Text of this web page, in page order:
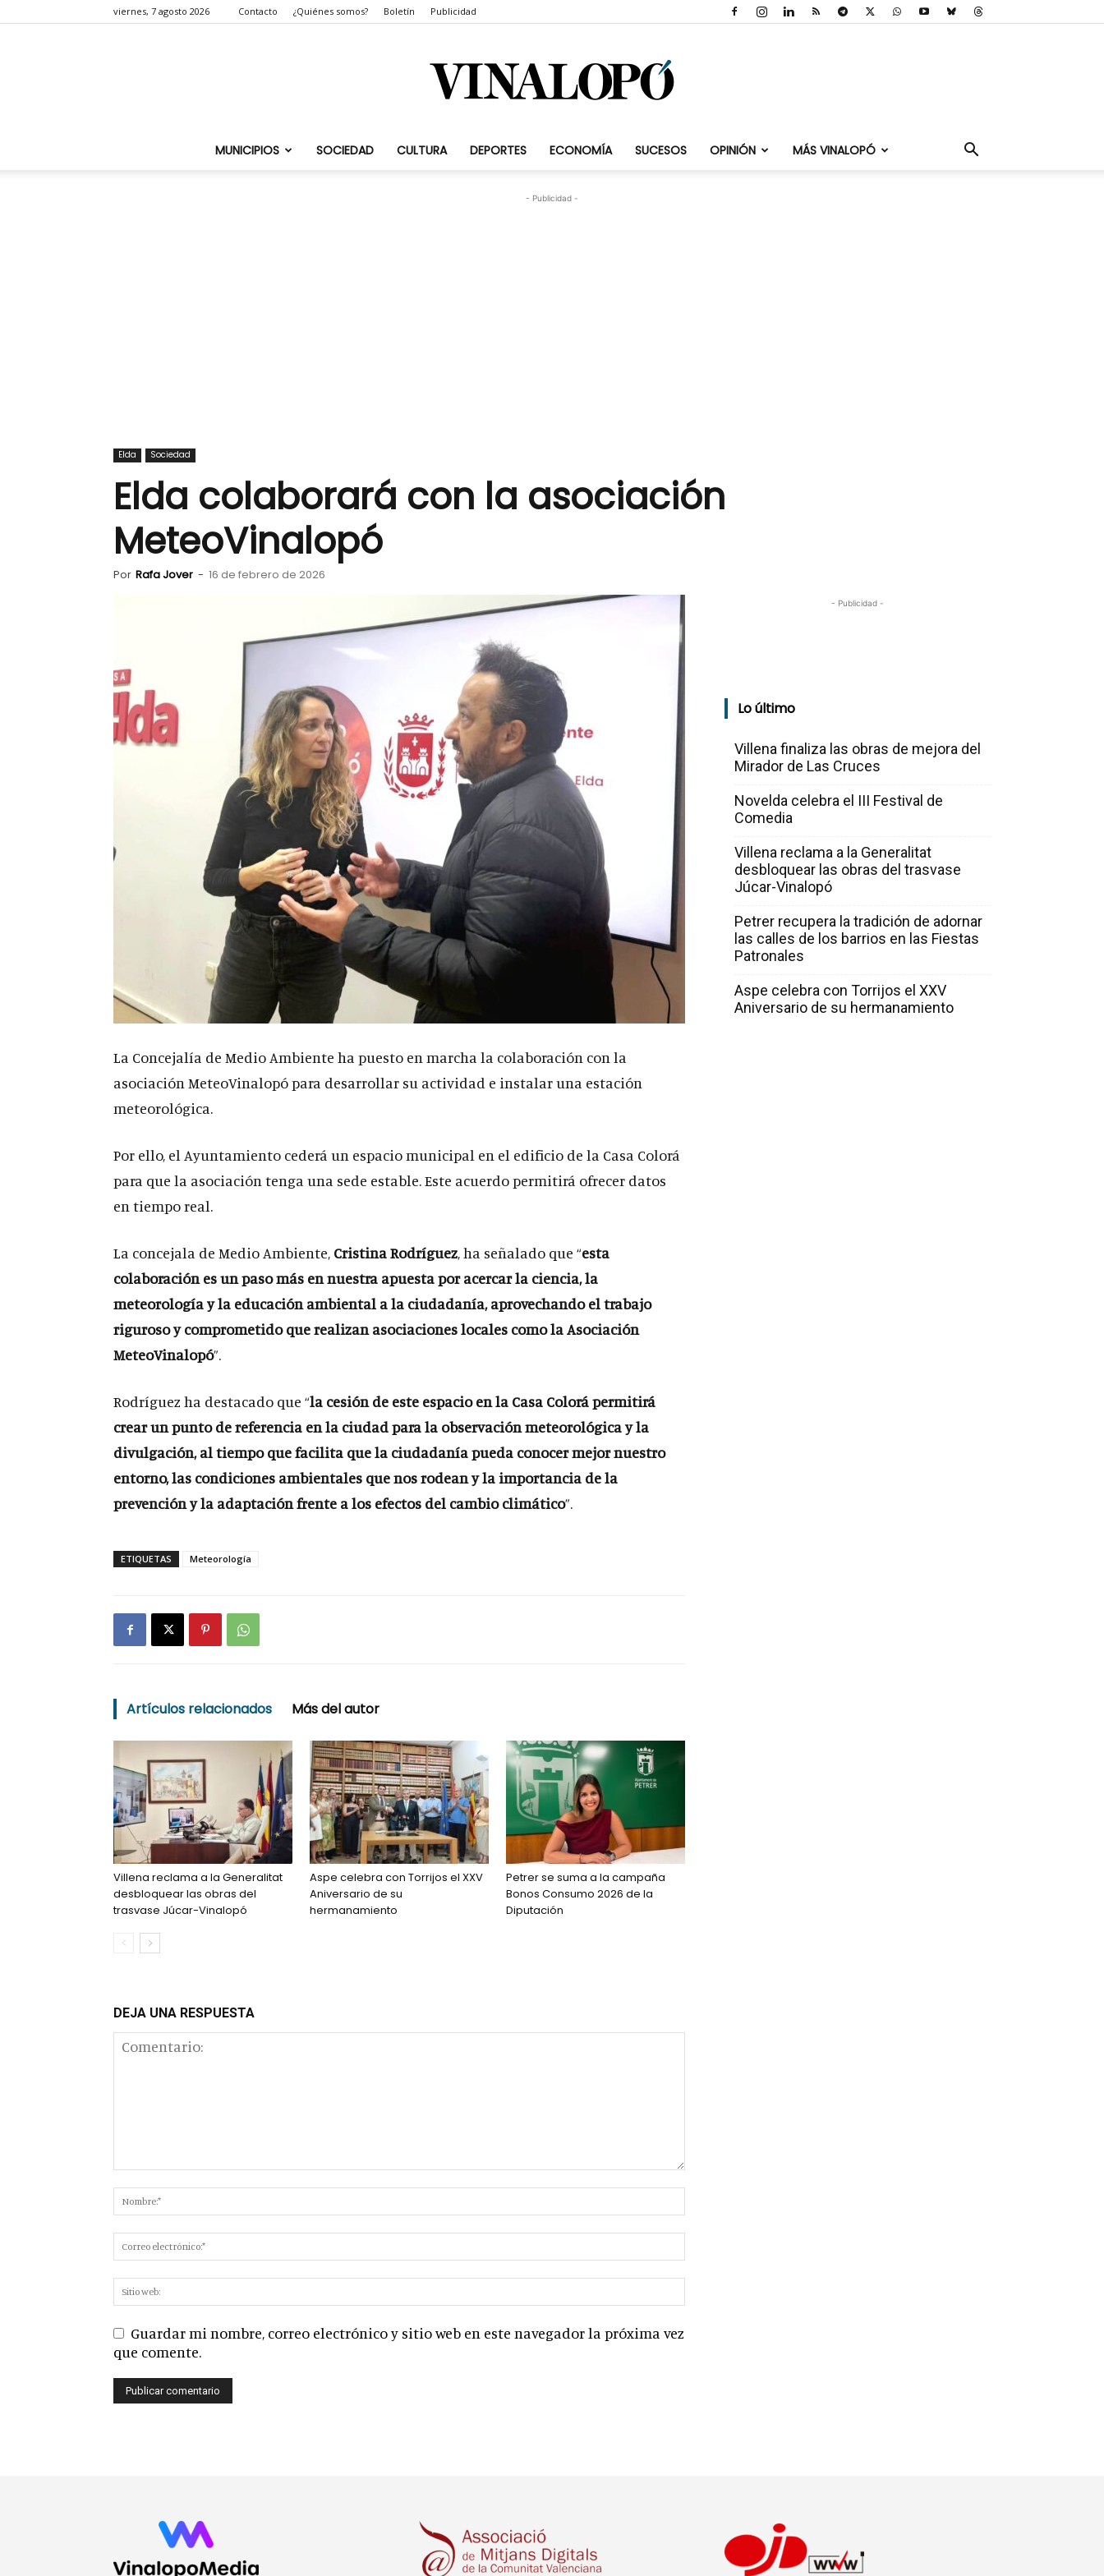
viernes, 7 agosto 2026 Contacto ¿Quiénes somos? Boletín Publicidad
Vinalopó.com
MUNICIPIOS SOCIEDAD CULTURA DEPORTES ECONOMÍA SUCESOS OPINIÓN MÁS VINALOPÓ
- Publicidad -
Elda Sociedad
Elda colaborará con la asociación
MeteoVinalopó
Por Rafa Jover - 16 de febrero de 2026
La Concejalía de Medio Ambiente ha puesto en marcha la colaboración con la
asociación MeteoVinalopó para desarrollar su actividad e instalar una estación
meteorológica.
Por ello, el Ayuntamiento cederá un espacio municipal en el edificio de la Casa Colorá
para que la asociación tenga una sede estable. Este acuerdo permitirá ofrecer datos
en tiempo real.
La concejala de Medio Ambiente, Cristina Rodríguez, ha señalado que “esta
colaboración es un paso más en nuestra apuesta por acercar la ciencia, la
meteorología y la educación ambiental a la ciudadanía, aprovechando el trabajo
riguroso y comprometido que realizan asociaciones locales como la Asociación
MeteoVinalopó”.
Rodríguez ha destacado que “la cesión de este espacio en la Casa Colorá permitirá
crear un punto de referencia en la ciudad para la observación meteorológica y la
divulgación, al tiempo que facilita que la ciudadanía pueda conocer mejor nuestro
entorno, las condiciones ambientales que nos rodean y la importancia de la
prevención y la adaptación frente a los efectos del cambio climático”.
ETIQUETAS Meteorología
Artículos relacionados Más del autor
Villena reclama a la Generalitat
desbloquear las obras del
trasvase Júcar-Vinalopó
Aspe celebra con Torrijos el XXV
Aniversario de su
hermanamiento
Petrer se suma a la campaña
Bonos Consumo 2026 de la
Diputación
DEJA UNA RESPUESTA
Guardar mi nombre, correo electrónico y sitio web en este navegador la próxima vez
que comente.
- Publicidad -
Lo último
Villena finaliza las obras de mejora del
Mirador de Las Cruces
Novelda celebra el III Festival de
Comedia
Villena reclama a la Generalitat
desbloquear las obras del trasvase
Júcar-Vinalopó
Petrer recupera la tradición de adornar
las calles de los barrios en las Fiestas
Patronales
Aspe celebra con Torrijos el XXV
Aniversario de su hermanamiento